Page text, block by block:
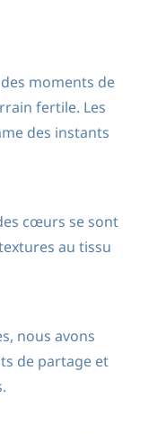
moments de
fertile. Les
des instants
cœurs se sont
au tissu
nous avons
de partage et